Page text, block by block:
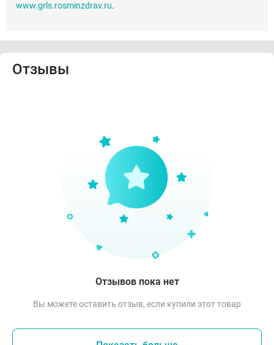
www.grls.rosminzdrav.ru.
Отзывы
Отзывов пока нет
Вы можете оставить отзыв, если купили этот товар